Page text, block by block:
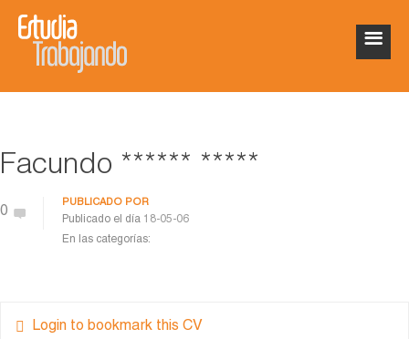
Facundo ****** *****
0
PUBLICADO POR
Publicado el día 18-05-06
En las categorías:
Login to bookmark this CV